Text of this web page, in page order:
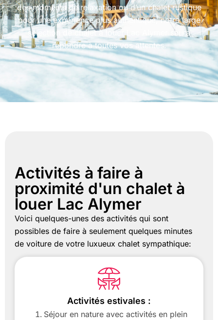
des moments de relaxation ou d’un chalet rustique
pour une expérience plus authentique, notre large
sélection de chalet à louer Lac Alymer
saura
répondre à toutes vos attentes.
Activités à faire à
proximité d'un chalet à
louer Lac Alymer
Voici quelques-unes des activités qui sont
possibles de faire à seulement quelques minutes
de voiture de votre luxueux chalet sympathique:
Activités estivales :
Séjour en nature avec activités en plein